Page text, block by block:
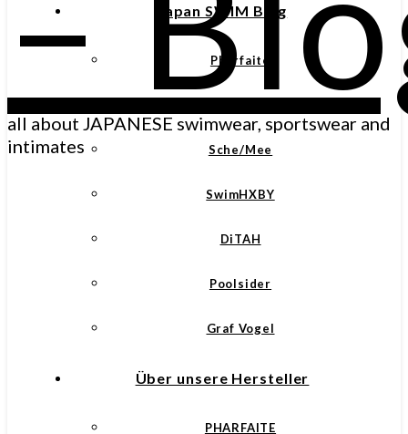
all about JAPANESE swimwear, sportswear and
intimates
Japan SWIM Blog
Pharfaite
Sche/Mee
SwimHXBY
DiTAH
Poolsider
Graf Vogel
Über unsere Hersteller
PHARFAITE